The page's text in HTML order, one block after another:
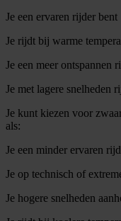
Je een ervaren rijder bent
Je rijdt bij warme
Je een meer ontspannen
Je met lagere snelheden
Je kunt kiezen voor
als:
Je een minder ervaren
Je op technisch of
Je hogere snelheden